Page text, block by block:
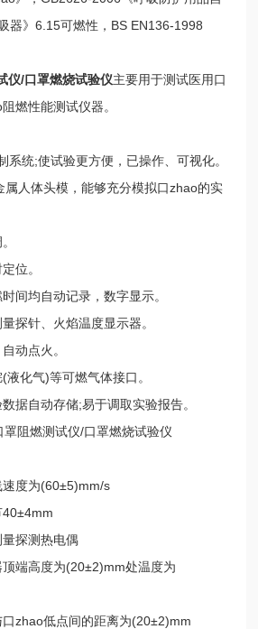
器》6.15可燃性，BS EN136-1998
仪/口罩燃烧试验仪主要用于测试医用口
燃性能测试仪器。
统;使试验更方便，已操作、可视化。
人体头模，能够充分模拟口zhao的实
位。
间均自动记录，数字显示。
探针、火焰温度显示器。
动点火。
化气)等可燃气体接口。
据自动存储;易于调取实验报告。
度为(60±5)mm/s
探测热电偶
端高度为(20±2)mm处温度为
zhao低点间的距离为(20±2)mm